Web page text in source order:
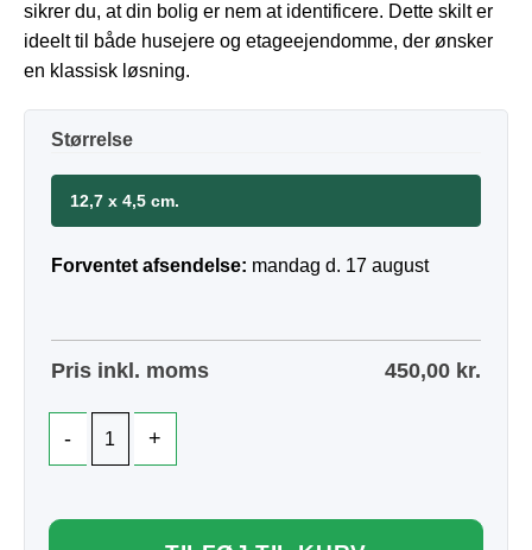
sikrer du, at din bolig er nem at identificere. Dette skilt er
ideelt til både husejere og etageejendomme, der ønsker
en klassisk løsning.
Størrelse
12,7 x 4,5 cm.
Forventet afsendelse: mandag d. 17 august
Pris inkl. moms 450,00 kr.